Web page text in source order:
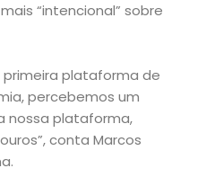
“intencional” sobre
primeira plataforma de
percebemos um
nossa plataforma,
conta Marcos